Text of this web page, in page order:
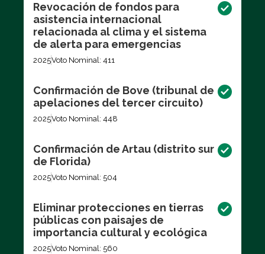
Revocación de fondos para
asistencia internacional
relacionada al clima y el sistema
de alerta para emergencias
2025Voto Nominal: 411
Confirmación de Bove (tribunal de
apelaciones del tercer circuito)
2025Voto Nominal: 448
Confirmación de Artau (distrito sur
de Florida)
2025Voto Nominal: 504
Eliminar protecciones en tierras
públicas con paisajes de
importancia cultural y ecológica
2025Voto Nominal: 560